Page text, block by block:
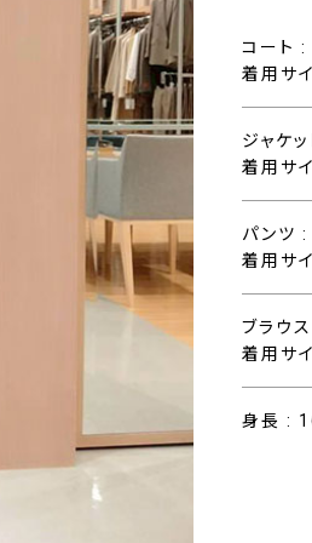
コート :
着用サ
ジャケッ
着用サ
パンツ :
着用サ
ブラウ
着用サ
身長 :